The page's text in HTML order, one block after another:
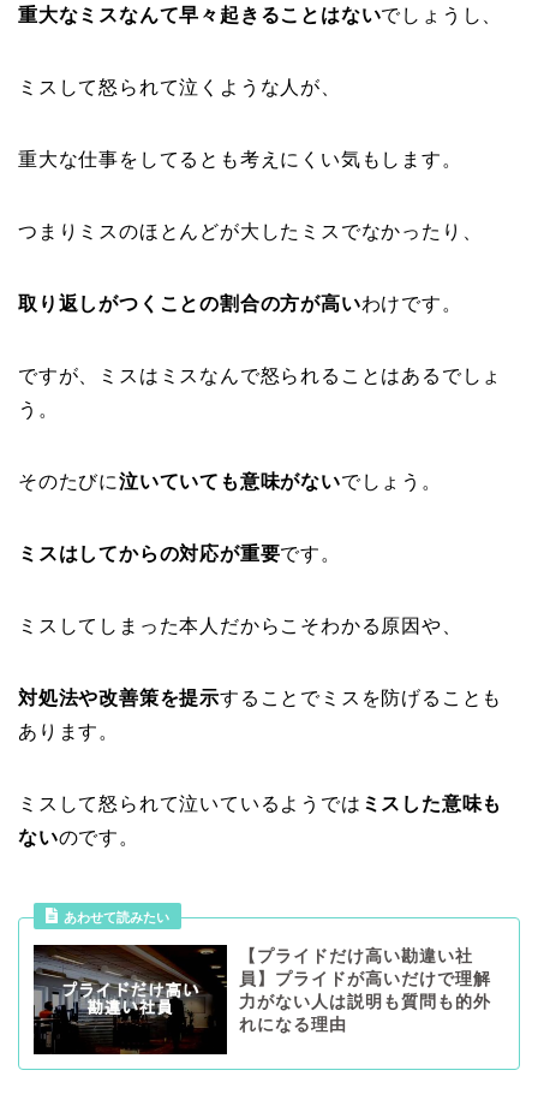
重大なミスなんて早々起きることはないでしょうし、
ミスして怒られて泣くような人が、
重大な仕事をしてるとも考えにくい気もします。
つまりミスのほとんどが大したミスでなかったり、
取り返しがつくことの割合の方が高いわけです。
ですが、ミスはミスなんで怒られることはあるでしょ
う。
そのたびに泣いていても意味がないでしょう。
ミスはしてからの対応が重要です。
ミスしてしまった本人だからこそわかる原因や、
対処法や改善策を提示することでミスを防げることも
あります。
ミスして怒られて泣いているようでは ミスした意味も
ないのです。
あわせて読みたい
【プライドだけ高い勘違い社
員】プライドが高いだけで理解
力がない人は説明も質問も的外
れになる理由